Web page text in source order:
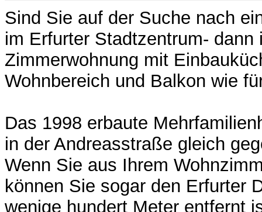
Sind Sie auf der Suche nach
im Erfurter Stadtzentrum- dann
Zimmerwohnung mit
Wohnbereich und Balkon wie
Das 1998 erbaute
in der Andreasstraße gleich
Wenn Sie aus Ihrem
können Sie sogar den Erfurter
wenige hundert Meter entfernt